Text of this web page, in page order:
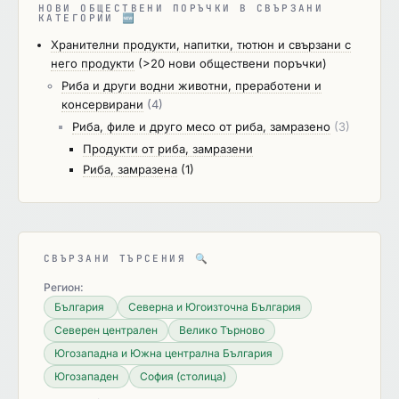
някъде в офертата си извън Ценовото
свързани с предлаганата цена (или части от
нея); - са свързани лица по смисъла на §1, т.13 и
т.14 от допълнителните разпоредби на Закона за
публично предлагане на ценни книжа. 3.
Съгласно чл. 10, ал. 2 от ЗОП Възложителят не
изисква обединението да има определена
правна форма, за да участва при възлагането на
чл.59, ал.6 от ЗОП когато участникът е
обединение, което не е юридическо лице,
свързани с професионална компетентност и
опит за изпълнение на поръчката, както и тези
за регистрация, представяне на сертификат или
друго условие, необходимо за изпълнение на
поръчката, съгласно изискванията на
НОВИ ОБЩЕСТВЕНИ ПОРЪЧКИ В СВЪРЗАНИ
КАТЕГОРИИ 🆕
Хранителни продукти, напитки, тютюн и свързани с
него продукти (>20 нови обществени поръчки)
Риба и други водни животни, преработени и
консервирани (4)
Риба, филе и друго месо от риба, замразено (3)
Продукти от риба, замразени
Риба, замразена (1)
СВЪРЗАНИ ТЪРСЕНИЯ 🔍
Регион:
България
Северна и Югоизточна България
Северен централен
Велико Търново
Югозападна и Южна централна България
Югозападен
София (столица)